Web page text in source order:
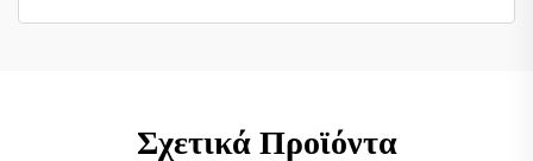
Σχετικά Προϊόντα